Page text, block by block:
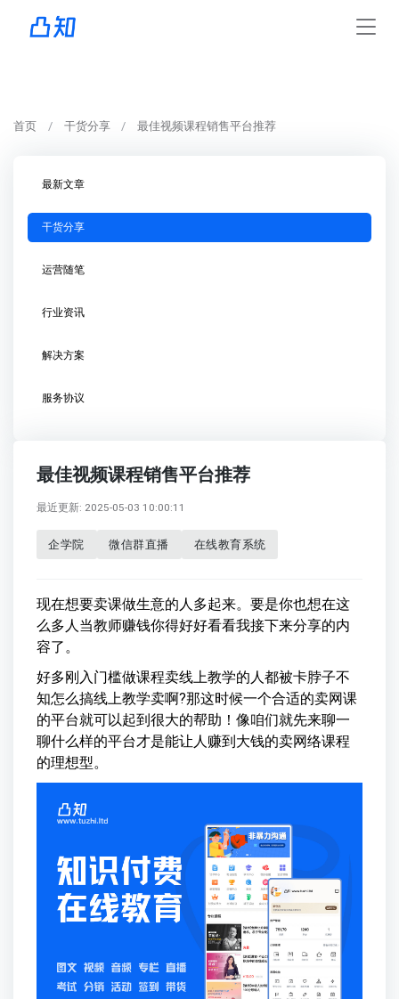
首页 干货分享 最佳视频课程销售平台推荐
最新文章
干货分享
运营随笔
行业资讯
解决方案
服务协议
最佳视频课程销售平台推荐
最近更新: 2025-05-03 10:00:11
企学院 微信群直播 在线教育系统
现在想要卖课做生意的人多起来。要是你也想在这
么多人当教师赚钱你得好好看看我接下来分享的内
容了。
好多刚入门槛做课程卖线上教学的人都被卡脖子不
知怎么搞线上教学卖啊?那这时候一个合适的卖网课
的平台就可以起到很大的帮助！像咱们就先来聊一
聊什么样的平台才是能让人赚到大钱的卖网络课程
的理想型。